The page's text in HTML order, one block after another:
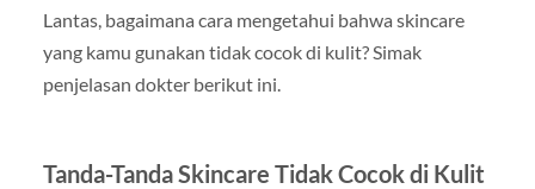
Lantas, bagaimana cara mengetahui bahwa skincare
yang kamu gunakan tidak cocok di kulit? Simak
penjelasan dokter berikut ini.
Tanda-Tanda Skincare Tidak Cocok di Kulit